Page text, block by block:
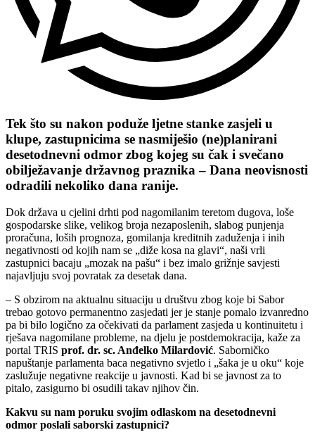
Tek što su nakon poduže ljetne stanke zasjeli u
klupe, zastupnicima se nasmiješio (ne)planirani
desetodnevni odmor zbog kojeg su čak i svečano
obilježavanje državnog praznika – Dana neovisnosti
odradili nekoliko dana ranije.
Dok država u cjelini drhti pod nagomilanim teretom dugova, loše
gospodarske slike, velikog broja nezaposlenih, slabog punjenja
proračuna, loših prognoza, gomilanja kreditnih zaduženja i inih
negativnosti od kojih nam se „diže kosa na glavi“, naši vrli
zastupnici bacaju „mozak na pašu“ i bez imalo grižnje savjesti
najavljuju svoj povratak za desetak dana.
– S obzirom na aktualnu situaciju u društvu zbog koje bi Sabor
trebao gotovo permanentno zasjedati jer je stanje pomalo izvanredno
pa bi bilo logično za očekivati da parlament zasjeda u kontinuitetu i
rješava nagomilane probleme, na djelu je postdemokracija, kaže za
portal TRIS prof. dr. sc. Anđelko Milardović. Saborničko
napuštanje parlamenta baca negativno svjetlo i „šaka je u oku“ koje
zaslužuje negativne reakcije u javnosti. Kad bi se javnost za to
pitalo, zasigurno bi osudili takav njihov čin.
Kakvu su nam poruku svojim odlaskom na desetodnevni
odmor poslali saborski zastupnici?